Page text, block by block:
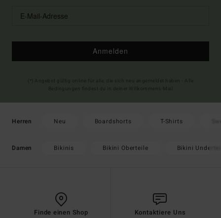
Anmelden
Herren Neu Boardshorts T-Shirts
Damen Bikinis Bikini Oberteile Bikini
Finde einen Shop Kontaktiere Uns